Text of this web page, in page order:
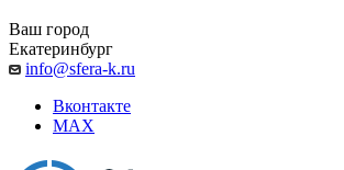
Ваш город
Екатеринбург
info@sfera-k.ru
Вконтакте
MAX